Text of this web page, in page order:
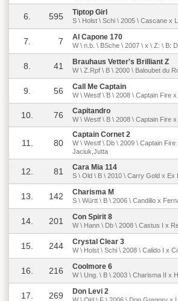
6. 595 Tiptop Girl
S \ Holst \ Schi \ 2005 \ Cascane x
7. 7 Al Capone 170
W \ n.b. \ BSche \ 2007 \ x \ Z: \ B:
8. 41 Brauhaus Vetter's Brilliant Z
W \ Z.Rpf \ B \ 2000 \ Baloubet du
9. 56 Call Me Captain
W \ Westf \ B \ 2008 \ Captain Fire
10. 76 Capitandro
W \ Westf \ B \ 2008 \ Captain Fire
11. 80
Captain Cornet 2
W \ Westf \ Db \ 2009 \ Captain
Jaciuk,Jutta
12. 81 Cara Mia 114
S \ Old \ B \ 2010 \ Carry Gold x Ex
13. 142 Charisma M
S \ Württ \ B \ 2006 \ Candillo x
14. 201 Con Spirit 8
W \ Hann \ Db \ 2008 \ Castus I x
15. 244 Crystal Clear 3
W \ Holst \ Schi \ 2008 \ Calido I x
16. 216 Coolmore 6
W \ Ung. \ B \ 2003 \ Charisma II x
17. 269 Don Levi 2